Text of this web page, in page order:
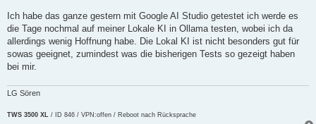
Ich habe das ganze gestern mit Google AI Studio getestet ich werde es
die Tage nochmal auf meiner Lokale KI in Ollama testen, wobei ich da
allerdings wenig Hoffnung habe. Die Lokal KI ist nicht besonders gut für
sowas geeignet, zumindest was die bisherigen Tests so gezeigt haben
bei mir.
LG Sören
TWS 3500 XL / ID 846 / VPN:offen / Reboot nach Rücksprache